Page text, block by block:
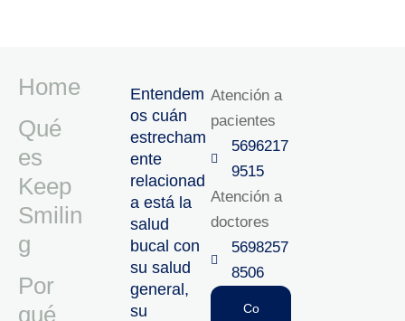
Home
Qué
es
Keep
Smilin
g
Por
qué
Entendem
os cuán
estrecham
ente
relacionad
a está la
salud
bucal con
su salud
general,
su
Atención a
pacientes
5696217
9515‬
Atención a
doctores
5698257
8506‬
Co